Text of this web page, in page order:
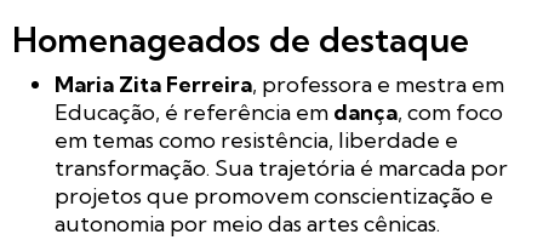
Homenageados de destaque
Maria Zita Ferreira, professora e mestra em
Educação, é referência em dança, com foco
em temas como resistência, liberdade e
transformação. Sua trajetória é marcada por
projetos que promovem conscientização e
autonomia por meio das artes cênicas.